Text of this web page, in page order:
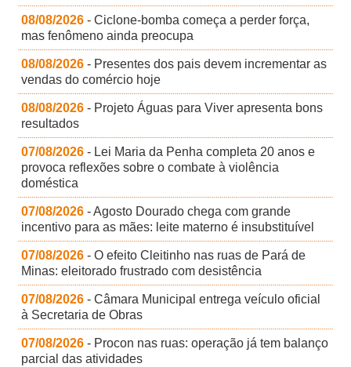
08/08/2026 - Ciclone-bomba começa a perder força,
mas fenômeno ainda preocupa
08/08/2026 - Presentes dos pais devem incrementar as
vendas do comércio hoje
08/08/2026 - Projeto Águas para Viver apresenta bons
resultados
07/08/2026 - Lei Maria da Penha completa 20 anos e
provoca reflexões sobre o combate à violência
doméstica
07/08/2026 - Agosto Dourado chega com grande
incentivo para as mães: leite materno é insubstituível
07/08/2026 - O efeito Cleitinho nas ruas de Pará de
Minas: eleitorado frustrado com desistência
07/08/2026 - Câmara Municipal entrega veículo oficial
à Secretaria de Obras
07/08/2026 - Procon nas ruas: operação já tem balanço
parcial das atividades